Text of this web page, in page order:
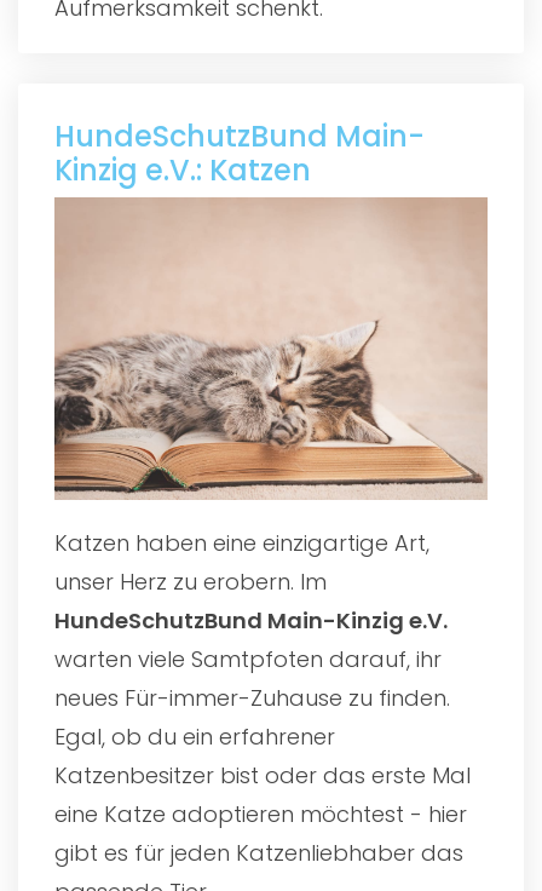
Aufmerksamkeit schenkt.
HundeSchutzBund Main-
Kinzig e.V.: Katzen
Katzen haben eine einzigartige Art,
unser Herz zu erobern. Im
HundeSchutzBund Main-Kinzig e.V.
warten viele Samtpfoten darauf, ihr
neues Für-immer-Zuhause zu finden.
Egal, ob du ein erfahrener
Katzenbesitzer bist oder das erste Mal
eine Katze adoptieren möchtest - hier
gibt es für jeden Katzenliebhaber das